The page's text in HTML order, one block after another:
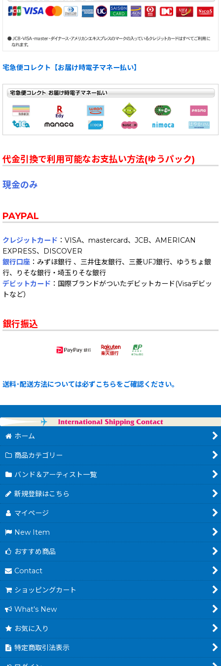
宅急便コレクト【お届け時電子マネー払い】
代金引換で利用可能なお支払い方法(ゆうパック)
現金のみ
PAYPAL
クレジットカード ：VISA、mastercard、JCB、AMERICAN
EXPRESS、DISCOVER
銀行口座 ：みずほ銀行 、三井住友銀行、三菱UFJ銀行、ゆうちょ銀
行、りそな銀行・埼玉りそな銀行
デビットカード ：国際ブランドがついたデビットカード(Visaデビッ
トなど）
銀行振込
送料･配送方法については必ずこちらをご確認ください。
ホーム
商品カテゴリー
バンド＆アーティスト一覧
新規登録はこちら
マイページ
New Item
おすすめ商品
Contact
ショッピングカート
What's New
お気に入り
特定商取引法表示